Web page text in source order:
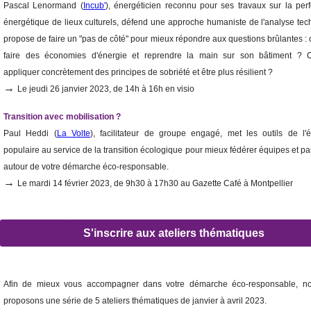
Pascal Lenormand (Incub'), énergéticien reconnu pour ses travaux sur la
énergétique de lieux culturels, défend une approche humaniste de l'analyse
propose de faire un "pas de côté" pour mieux répondre aux questions brûlantes :
faire des économies d'énergie et reprendre la main sur son bâtiment ?
appliquer concrètement des principes de sobriété et être plus résilient ?
→ Le jeudi 26 janvier 2023, de 14h à 16h en visio
Transition avec mobilisation ?
Paul Heddi (La Volte), facilitateur de groupe engagé, met les outils de
populaire au service de la transition écologique pour mieux fédérer équipes et
autour de votre démarche éco-responsable.
→ Le mardi 14 février 2023, de 9h30 à 17h30 au Gazette Café à Montpellier
S'inscrire aux ateliers thématiques
Afin de mieux vous accompagner dans votre démarche éco-responsable,
proposons une série de 5 ateliers thématiques de janvier à avril 2023.